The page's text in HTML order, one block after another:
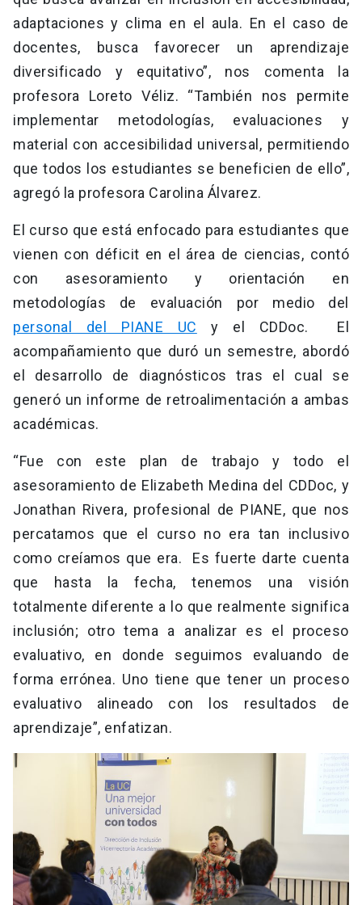
adaptaciones y clima en el aula. En el caso de
docentes, busca favorecer un aprendizaje
diversificado y equitativo”, nos comenta la
profesora Loreto Véliz. “También nos permite
implementar metodologías, evaluaciones y
material con accesibilidad universal, permitiendo
que todos los estudiantes se beneficien de ello”,
agregó la profesora Carolina Álvarez.
El curso que está enfocado para estudiantes que
vienen con déficit en el área de ciencias, contó
con asesoramiento y orientación en
metodologías de evaluación por medio del
personal del PIANE UC y el CDDoc. El
acompañamiento que duró un semestre, abordó
el desarrollo de diagnósticos tras el cual se
generó un informe de retroalimentación a ambas
académicas.
“Fue con este plan de trabajo y todo el
asesoramiento de Elizabeth Medina del CDDoc, y
Jonathan Rivera, profesional de PIANE, que nos
percatamos que el curso no era tan inclusivo
como creíamos que era. Es fuerte darte cuenta
que hasta la fecha, tenemos una visión
totalmente diferente a lo que realmente significa
inclusión; otro tema a analizar es el proceso
evaluativo, en donde seguimos evaluando de
forma errónea. Uno tiene que tener un proceso
evaluativo alineado con los resultados de
aprendizaje”, enfatizan.